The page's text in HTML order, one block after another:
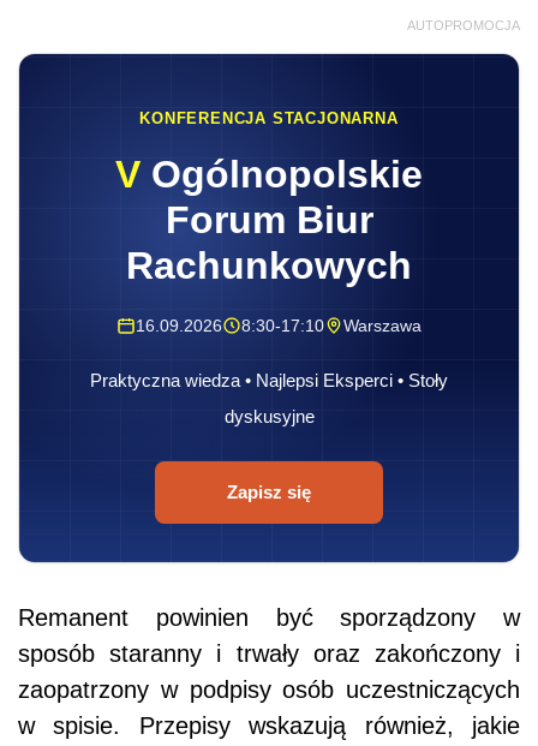
AUTOPROMOCJA
KONFERENCJA STACJONARNA
V Ogólnopolskie
Forum Biur
Rachunkowych
16.09.2026 8:30-17:10 Warszawa
Praktyczna wiedza • Najlepsi Eksperci • Stoły
dyskusyjne
Zapisz się
Remanent powinien być sporządzony w
sposób staranny i trwały oraz zakończony i
zaopatrzony w podpisy osób uczestniczących
w spisie. Przepisy wskazują również, jakie